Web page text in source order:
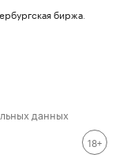
биржа
данных
18+